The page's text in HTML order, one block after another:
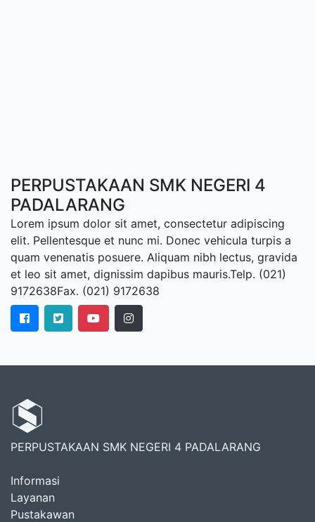
PERPUSTAKAAN SMK NEGERI 4
PADALARANG
Lorem ipsum dolor sit amet, consectetur adipiscing
elit. Pellentesque et nunc mi. Donec vehicula turpis a
quam venenatis posuere. Aliquam nibh lectus, gravida
et leo sit amet, dignissim dapibus mauris.Telp. (021)
9172638Fax. (021) 9172638
PERPUSTAKAAN SMK NEGERI 4 PADALARANG
Informasi
Layanan
Pustakawan